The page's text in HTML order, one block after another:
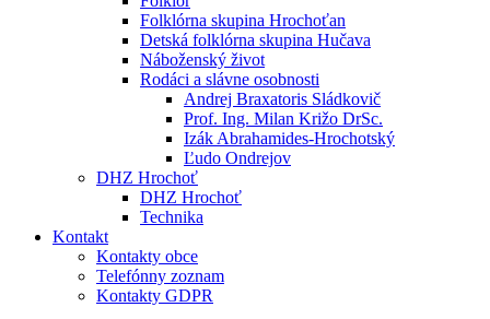
Folklórna skupina Hrochoťan
Detská folklórna skupina Hučava
Náboženský život
Rodáci a slávne osobnosti
Andrej Braxatoris Sládkovič
Prof. Ing. Milan Križo DrSc.
Izák Abrahamides-Hrochotský
Ľudo Ondrejov
DHZ Hrochoť
DHZ Hrochoť
Technika
Kontakt
Kontakty obce
Telefónny zoznam
Kontakty GDPR